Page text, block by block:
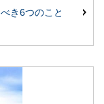
き6つのこと